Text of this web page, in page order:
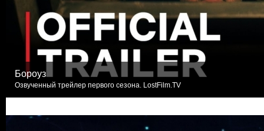
Бороуз
Озвученный трейлер первого сезона. LostFilm.TV